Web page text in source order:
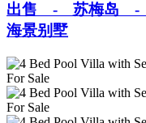
出售 - 苏梅岛 -
海景别墅